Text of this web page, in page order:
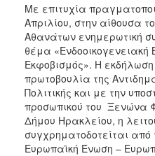
Με επιτυχία
Απριλίου, στην αίθουσα
Αθανάτων ενημερωτική
θέμα «Ενδοοικογενειακή
Εκφοβισμός». Η
πρωτοβουλία της
Πολιτικής και με την
προσωπικού του Ξενώνα
Δήμου Ηρακλείου, η
συγχρηματοδοτείται
Ευρωπαϊκή Ένωση –